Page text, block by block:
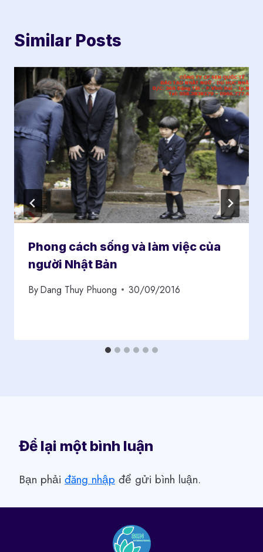
Similar Posts
Phong cách sống và làm việc của
người Nhật Bản
ByDang Thuy Phuong 30/09/2016
Để lại một bình luận
Bạn phải đăng nhập để gửi bình luận.